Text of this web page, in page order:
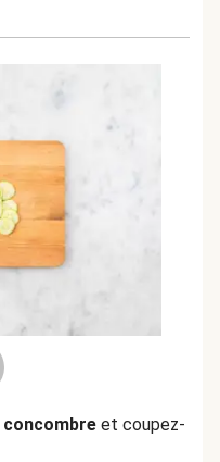
concombre et coupez-